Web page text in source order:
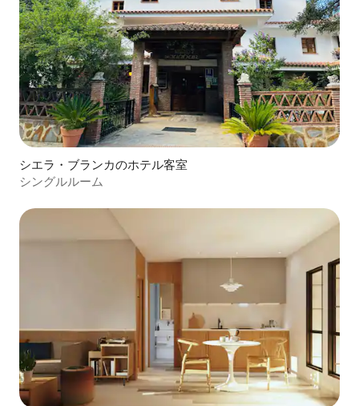
シエラ・ブランカのホテル客室
シングルルーム